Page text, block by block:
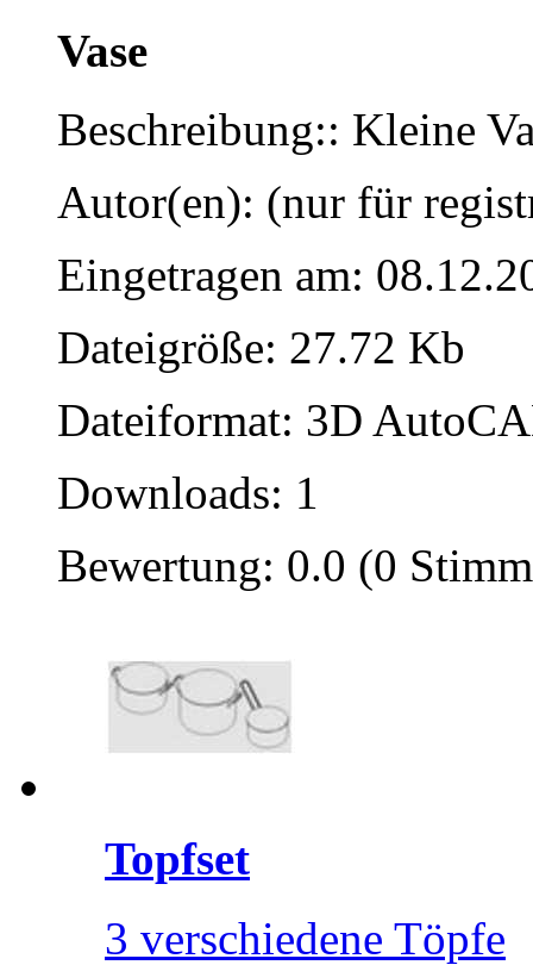
Vase
Beschreibung:: Kleine
Autor(en): (nur für
Eingetragen am:
Dateigröße: 27.72 Kb
Dateiformat: 3D
Downloads: 1
Bewertung: 0.0 (0
Topfset
3 verschiedene Töpfe